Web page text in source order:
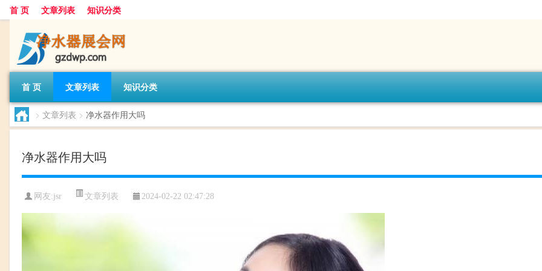
首 页 文章列表 知识分类
首 页 文章列表 知识分类
> 文章列表 > 净水器作用大吗
净水器作用大吗
网友:jsr 文章列表 2024-02-22 02:47:28